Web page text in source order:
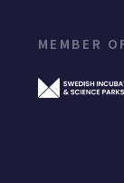
MEMBER